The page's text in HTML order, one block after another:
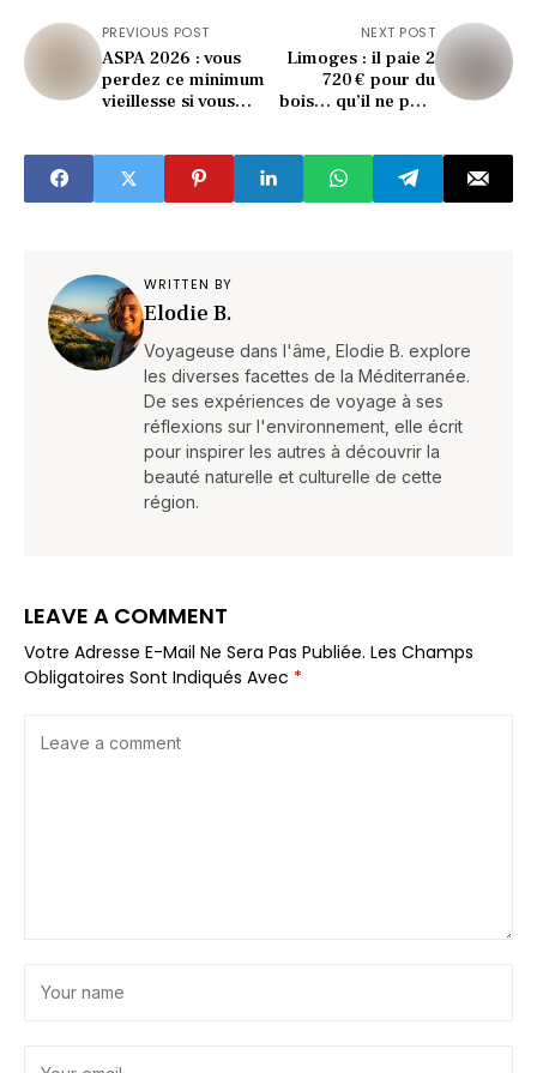
PREVIOUS POST
ASPA 2026 : vous
perdez ce minimum
vieillesse si vous
NEXT POST
Limoges : il paie 2
720 € pour du
bois… qu’il ne peut
WRITTEN BY
Elodie B.
Voyageuse dans l'âme, Elodie B. explore
les diverses facettes de la Méditerranée.
De ses expériences de voyage à ses
réflexions sur l'environnement, elle écrit
pour inspirer les autres à découvrir la
beauté naturelle et culturelle de cette
région.
LEAVE A COMMENT
Votre Adresse E-Mail Ne Sera Pas Publiée. Les Champs
Obligatoires Sont Indiqués Avec *